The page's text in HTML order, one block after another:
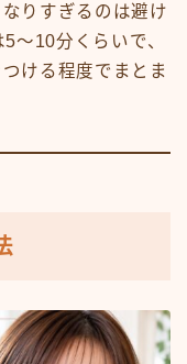
りすぎるのは避け
〜10分くらいで、
ける程度でまとま